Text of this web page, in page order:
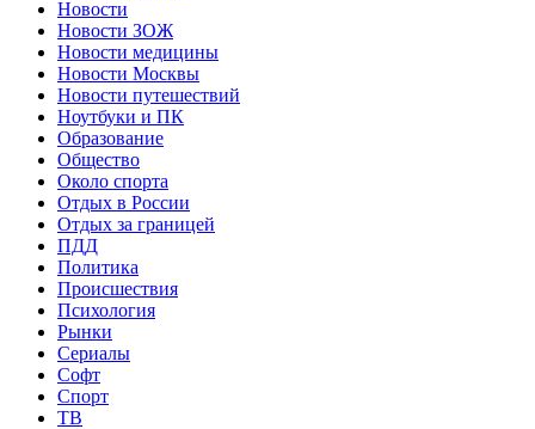
Новости
Новости ЗОЖ
Новости медицины
Новости Москвы
Новости путешествий
Ноутбуки и ПК
Образование
Общество
Около спорта
Отдых в России
Отдых за границей
ПДД
Политика
Происшествия
Психология
Рынки
Сериалы
Софт
Спорт
ТВ